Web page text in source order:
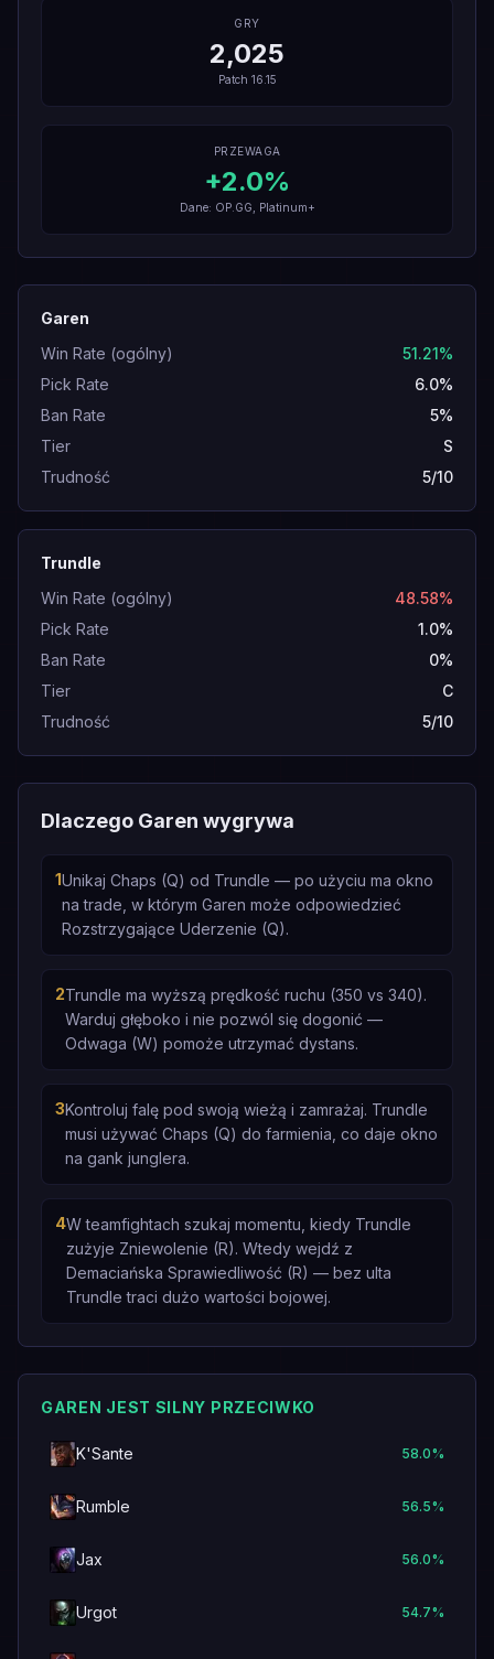
GRY
2,025
Patch 16.15
PRZEWAGA
+2.0%
Dane: OP.GG, Platinum+
Garen
Win Rate (ogólny)
51.21%
Pick Rate
6.0%
Ban Rate
5%
Tier
S
Trudność
5/10
Trundle
Win Rate (ogólny)
48.58%
Pick Rate
1.0%
Ban Rate
0%
Tier
C
Trudność
5/10
Dlaczego Garen wygrywa
1Unikaj Chaps (Q) od Trundle — po użyciu ma okno
na trade, w którym Garen może odpowiedzieć
Rozstrzygające Uderzenie (Q).
2Trundle ma wyższą prędkość ruchu (350 vs 340).
Warduj głęboko i nie pozwól się dogonić —
Odwaga (W) pomoże utrzymać dystans.
3Kontroluj falę pod swoją wieżą i zamrażaj. Trundle
musi używać Chaps (Q) do farmienia, co daje okno
na gank junglera.
4W teamfightach szukaj momentu, kiedy Trundle
zużyje Zniewolenie (R). Wtedy wejdź z
Demaciańska Sprawiedliwość (R) — bez ulta
Trundle traci dużo wartości bojowej.
GAREN JEST SILNY PRZECIWKO
K'Sante 58.0%
Rumble 56.5%
Jax 56.0%
Urgot 54.7%